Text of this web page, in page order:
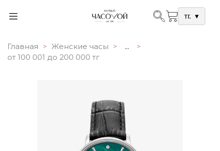
тг. ▾
Главная Женские часы
...
от 100 001 до 200 000 тг